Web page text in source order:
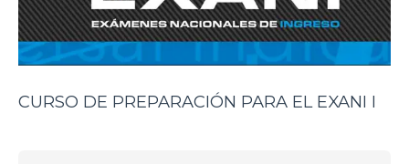
CURSO DE PREPARACIÓN PARA EL EXANI I